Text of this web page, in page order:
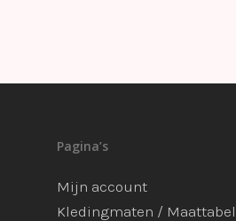
Pagina’s
Mijn account
Kledingmaten / Maattabel